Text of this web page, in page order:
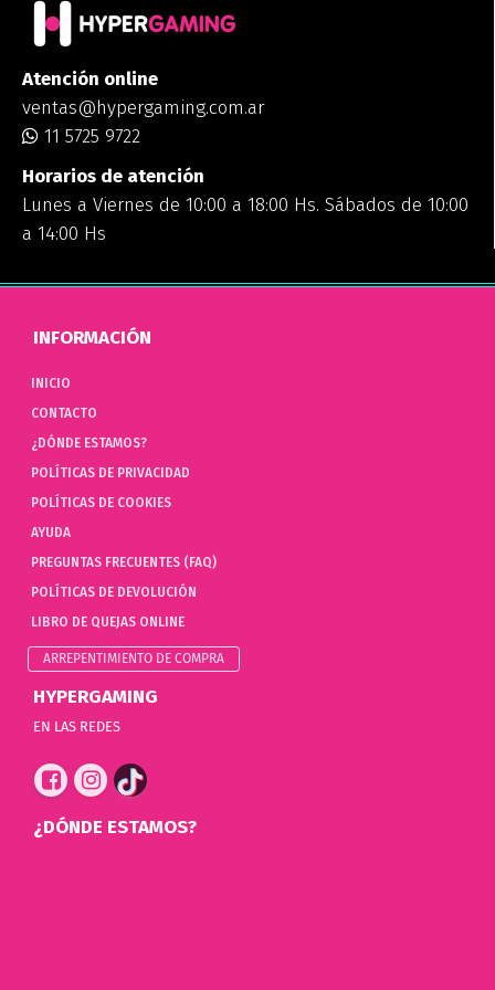
Atención online
ventas@hypergaming.com.ar
11 5725 9722
Horarios de atención
Lunes a Viernes de 10:00 a 18:00 Hs. Sábados de 10:00
a 14:00 Hs
INFORMACIÓN
INICIO
CONTACTO
¿DÓNDE ESTAMOS?
POLÍTICAS DE PRIVACIDAD
POLÍTICAS DE COOKIES
AYUDA
PREGUNTAS FRECUENTES (FAQ)
POLÍTICAS DE DEVOLUCIÓN
LIBRO DE QUEJAS ONLINE
ARREPENTIMIENTO DE COMPRA
HYPERGAMING
EN LAS REDES
¿DÓNDE ESTAMOS?